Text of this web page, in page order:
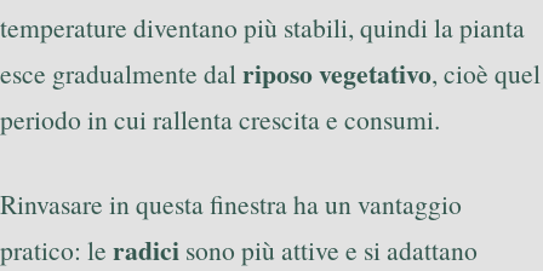
temperature diventano più stabili, quindi la pianta
esce gradualmente dalriposo vegetativo, cioè quel
periodo in cui rallenta crescita e consumi.
Rinvasare in questa finestra ha un vantaggio
pratico: le radici sono più attive e si adattano